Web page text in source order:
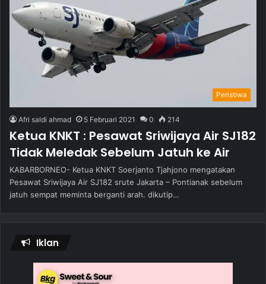
Peristiwa
Afri saldi ahmad 5 Februari 2021 0 214
Ketua KNKT : Pesawat Sriwijaya Air SJ182
Tidak Meledak Sebelum Jatuh ke Air
KABARBORNEO- Ketua KNKT Soerjanto Tjahjono mengatakan
Pesawat Sriwijaya Air SJ182 srute Jakarta – Pontianak sebelum
jatuh sempat meminta berganti arah. dikutip…
Iklan